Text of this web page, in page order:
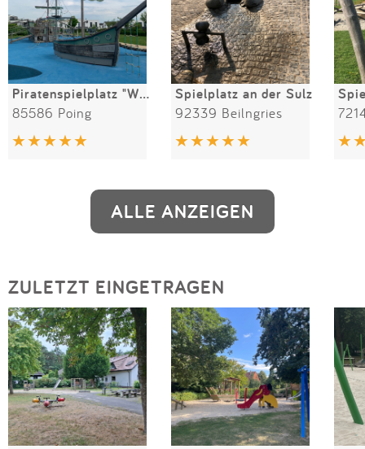
Piratenspielplatz "Wilde 13"
85586 Poing
Spielplatz an der Sulz
92339 Beilngries
ALLE ANZEIGEN
ZULETZT EINGETRAGEN